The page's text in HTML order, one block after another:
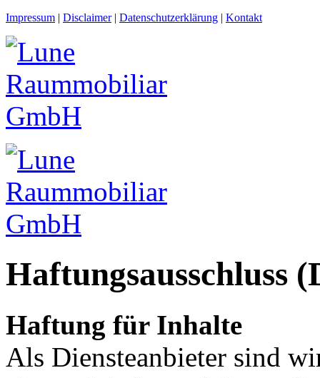
Impressum | Disclaimer| Datenschutzerklärung | Kontakt
Haftungsausschluss
Haftung für Inhalte
Als Diensteanbieter sind